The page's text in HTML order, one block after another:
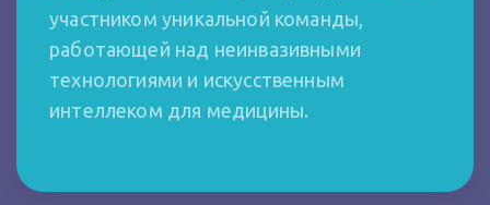
участником уникальной команды,
работающей над неинвазивными
технологиями и искусственным
интеллеком для медицины.